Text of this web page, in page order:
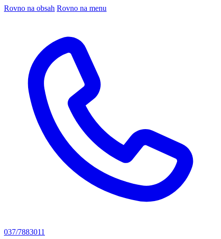
Rovno na obsah Rovno na menu
037/7883011